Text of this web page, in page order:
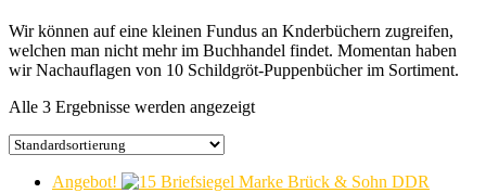
Wir können auf eine kleinen Fundus an Knderbüchern zugreifen,
welchen man nicht mehr im Buchhandel findet. Momentan haben
wir Nachauflagen von 10 Schildgröt-Puppenbücher im Sortiment.
Alle 3 Ergebnisse werden angezeigt
Angebot!